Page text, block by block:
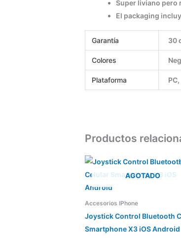
Super liviano pero
El packaging
Garantía 30
Colores
Plataforma
Productos
AGOTADO
Accesorios IPhone
Joystick Control Bluetooth
Smartphone X3 iOS Android
El
original
El
actual